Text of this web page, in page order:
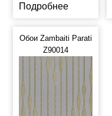
Подробнее
Обои Zambaiti Parati
Z90014